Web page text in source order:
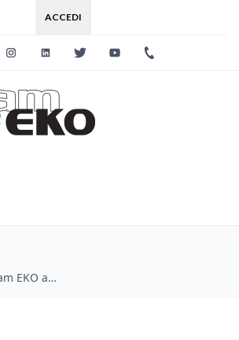
ACCEDI
FacebookInstagramLinkedinTwitter Youtube
Algam EKO al NAMM 2026